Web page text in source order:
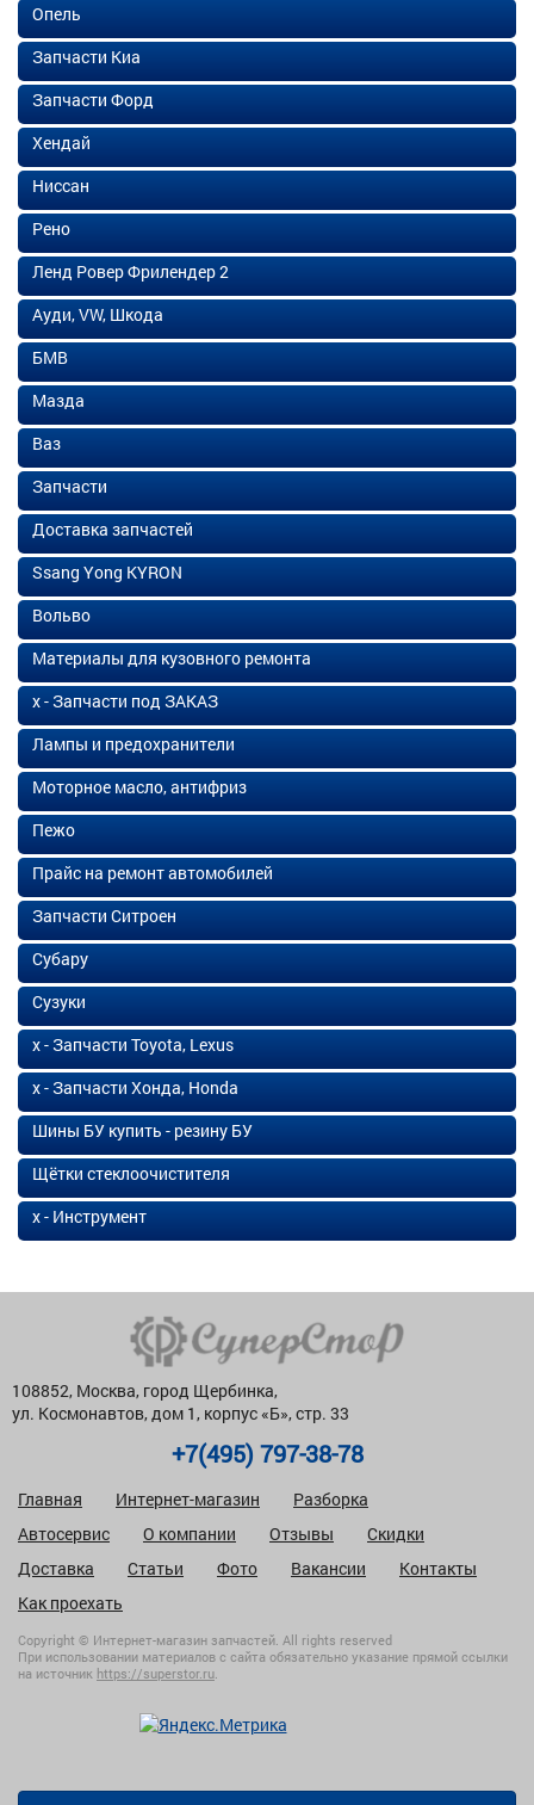
Опель
Запчасти Киа
Запчасти Форд
Хендай
Ниссан
Рено
Ленд Ровер Фрилендер 2
Ауди, VW, Шкода
БМВ
Мазда
Ваз
Запчасти
Доставка запчастей
Ssang Yong KYRON
Вольво
Материалы для кузовного ремонта
х - Запчасти под ЗАКАЗ
Лампы и предохранители
Моторное масло, антифриз
Пежо
Прайс на ремонт автомобилей
Запчасти Ситроен
Субару
Сузуки
х - Запчасти Toyota, Lexus
х - Запчасти Хонда, Honda
Шины БУ купить - резину БУ
Щётки стеклоочистителя
х - Инструмент
108852, Москва, город Щербинка,
ул. Космонавтов, дом 1, корпус «Б», стр. 33
+7(495) 797-38-78
Главная Интернет-магазин
Разборка
Автосервис
О компании Отзывы
Скидки
Доставка
Статьи Фото Вакансии
Контакты
Как проехать
Copyright © Интернет-магазин запчастей. All rights reserved
При использовании материалов с сайта обязательно указание прямой ссылки
на источник https://superstor.ru.